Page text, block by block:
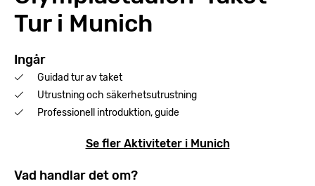
Tur i Munich
Ingår
Guidad tur av taket
Utrustning och säkerhetsutrustning
Professionell introduktion, guide
Se fler Aktiviteter i Munich
Vad handlar det om?